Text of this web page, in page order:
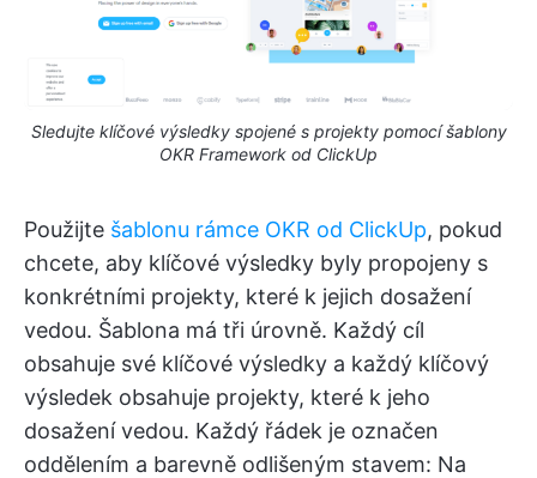
Sledujte klíčové výsledky spojené s projekty pomocí šablony
OKR Framework od ClickUp
Použijte šablonu rámce OKR od ClickUp, pokud
chcete, aby klíčové výsledky byly propojeny s
konkrétními projekty, které k jejich dosažení
vedou. Šablona má tři úrovně. Každý cíl
obsahuje své klíčové výsledky a každý klíčový
výsledek obsahuje projekty, které k jeho
dosažení vedou. Každý řádek je označen
oddělením a barevně odlišeným stavem: Na